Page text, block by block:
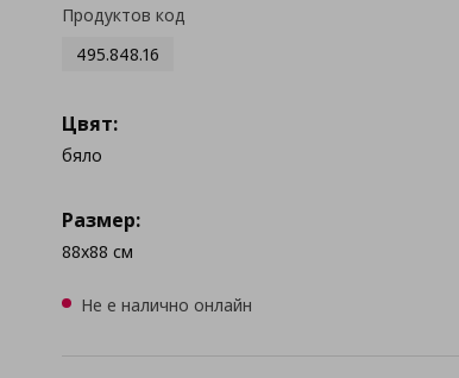
Продуктов код
495.848.16
Цвят:
бяло
Размер:
88x88 см
Не е налично онлайн